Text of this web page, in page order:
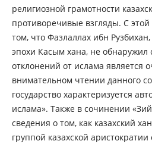
религиозной грамотности
противоречивые взгляды. С
том, что Фазлаллах ибн
эпохи Касым хана, не обнаружил
отклонений от ислама является
внимательном чтении данного
государство характеризуется
ислама». Также в сочинении
сведения о том, как казахский
группой казахской